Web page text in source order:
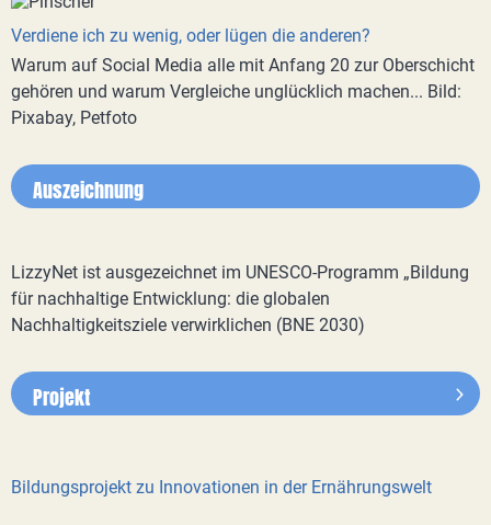
Verdiene ich zu wenig, oder lügen die anderen?
Warum auf Social Media alle mit Anfang 20 zur Oberschicht
gehören und warum Vergleiche unglücklich machen... Bild:
Pixabay, Petfoto
Auszeichnung
LizzyNet ist ausgezeichnet im UNESCO-Programm „Bildung
für nachhaltige Entwicklung: die globalen
Nachhaltigkeitsziele verwirklichen (BNE 2030)
Projekt
Bildungsprojekt zu Innovationen in der Ernährungswelt